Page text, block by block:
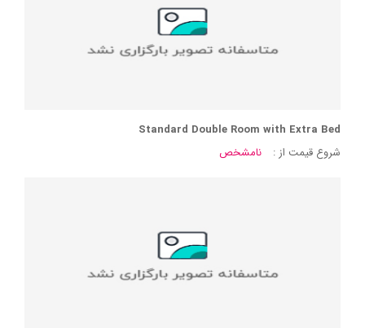
Standard Double Room with Extra Bed
شروع قیمت از :
نامشخص